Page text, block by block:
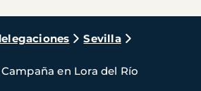
Sevilla
en Lora del Río